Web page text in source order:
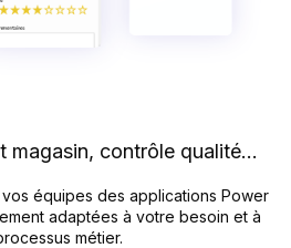
magasin, contrôle qualité…
équipes des applications Power
adaptées à votre besoin et à
métier.